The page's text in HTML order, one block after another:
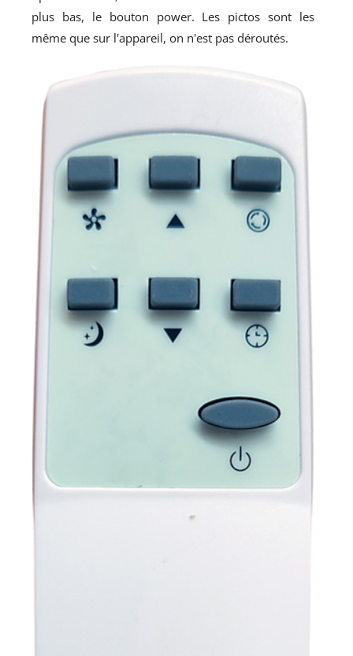
plus bas, le bouton power. Les pictos sont les
même que sur l'appareil, on n'est pas déroutés.